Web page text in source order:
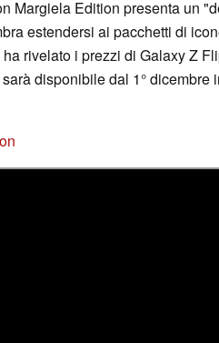
Margiela Edition presenta un
estendersi ai pacchetti di
rivelato i prezzi di Galaxy Z
disponibile dal 1° dicembre